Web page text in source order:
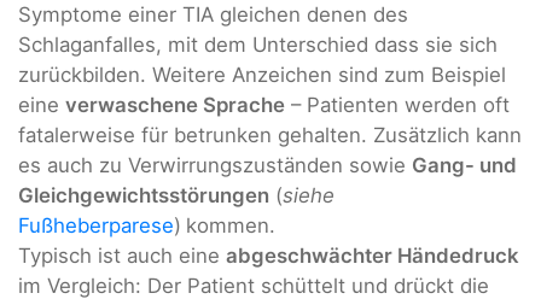
Symptome einer TIA gleichen denen des
Schlaganfalles, mit dem Unterschied dass sie sich
zurückbilden. Weitere Anzeichen sind zum Beispiel
eine verwaschene Sprache – Patienten werden oft
fatalerweise für betrunken gehalten. Zusätzlich kann
es auch zu Verwirrungszuständen sowie Gang- und
Gleichgewichtsstörungen (siehe
Fußheberparese) kommen.
Typisch ist auch eine abgeschwächter Händedruck
im Vergleich: Der Patient schüttelt und drückt die